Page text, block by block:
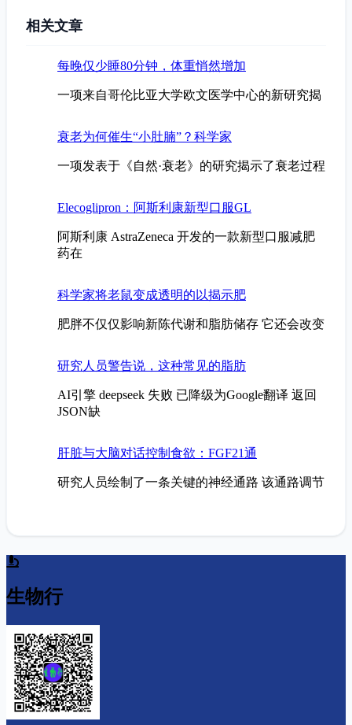
相关文章
每晚仅少睡80分钟，体重悄然增加
一项来自哥伦比亚大学欧文医学中心的新研究揭
衰老为何催生“小肚腩”？科学家
一项发表于《自然·衰老》的研究揭示了衰老过程
Elecoglipron：阿斯利康新型口服GL
阿斯利康 AstraZeneca 开发的一款新型口服减肥
药在
科学家将老鼠变成透明的以揭示肥
肥胖不仅仅影响新陈代谢和脂肪储存 它还会改变
研究人员警告说，这种常见的脂肪
AI引擎 deepseek 失败 已降级为Google翻译 返回
JSON缺
肝脏与大脑对话控制食欲：FGF21通
研究人员绘制了一条关键的神经通路 该通路调节
生物行